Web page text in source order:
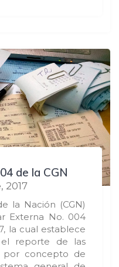
de la CGN
2017
la Nación (CGN)
Externa No. 004
la cual establece
reporte de las
por concepto de